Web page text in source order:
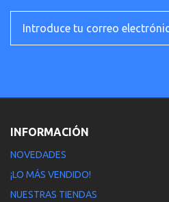
INFORMACIÓN
NOVEDADES
¡LO MÁS VENDIDO!
NUESTRAS TIENDAS